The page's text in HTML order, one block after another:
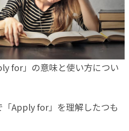
for」の意味と使い方につい
「Apply for」を理解したつも